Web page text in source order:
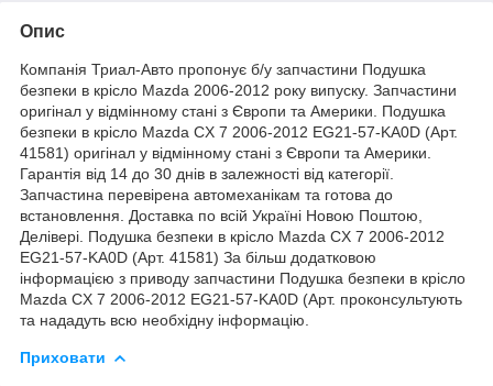
Опис
Компанія Триал-Авто пропонує б/у запчастини Подушка
безпеки в крісло Mazda 2006-2012 року випуску. Запчастини
оригінал у відмінному стані з Європи та Америки. Подушка
безпеки в крісло Mazda CX 7 2006-2012 EG21-57-KA0D (Арт.
41581) оригінал у відмінному стані з Європи та Америки.
Гарантія від 14 до 30 днів в залежності від категорії.
Запчастина перевірена автомеханікам та готова до
встановлення. Доставка по всій Україні Новою Поштою,
Делівері. Подушка безпеки в крісло Mazda CX 7 2006-2012
EG21-57-KA0D (Арт. 41581) За більш додатковою
інформацією з приводу запчастини Подушка безпеки в крісло
Mazda CX 7 2006-2012 EG21-57-KA0D (Арт. проконсультують
та нададуть всю необхідну інформацію.
Приховати